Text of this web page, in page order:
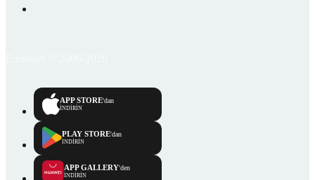
APP STORE'dan
İNDİRİN
PLAY STORE'dan
İNDİRİN
APP GALLERY'den
İNDİRİN